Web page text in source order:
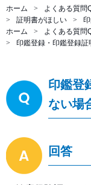
ホーム よくある質問
証明書がほしい
ホーム
よくある質問
印鑑登録・印鑑登録証
印鑑登
ない場
回答